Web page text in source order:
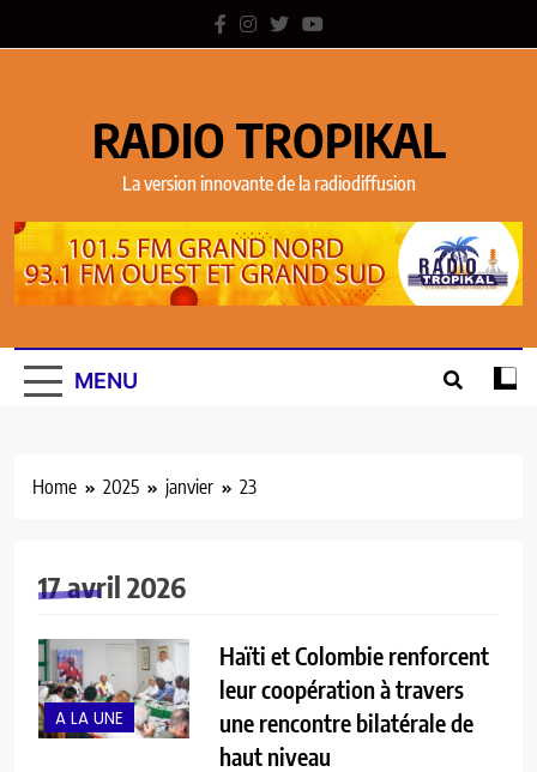
RADIO TROPIKAL
La version innovante de la radiodiffusion
MENU
Home 2025 janvier 23
17 avril 2026
A LA UNE
Haïti et Colombie renforcent
leur coopération à travers
une rencontre bilatérale de
haut niveau